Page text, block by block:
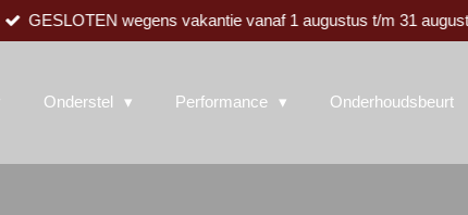
GESLOTEN wegens vakantie vanaf 1 augustus t/m 31
Onderstel Performance Onderhoudsbeurt